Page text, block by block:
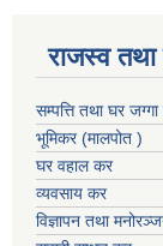
राजस्व
सम्पत्ति तथा घर
भूमिकर (मालपोत )
घर वहाल कर
व्यवसाय कर
विज्ञापन तथा